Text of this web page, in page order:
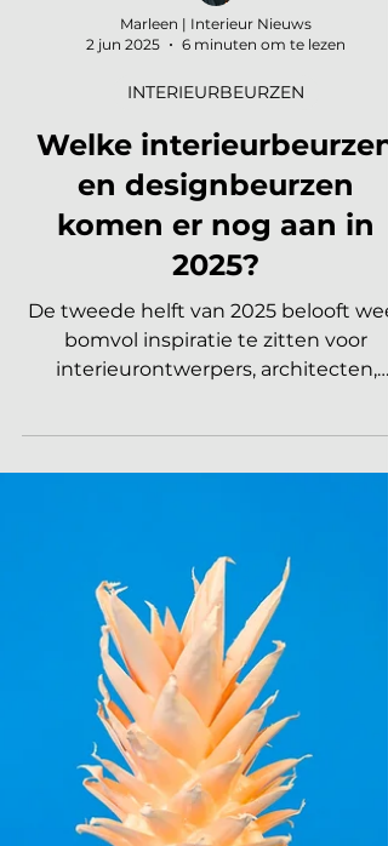
Marleen | Interieur Nieuws
2 jun 2025
6 minuten om te lezen
INTERIEURBEURZEN
Welke interieurbeurzen
en designbeurzen
komen er nog aan in
De tweede helft van 2025 belooft
bomvol inspiratie te zitten voor